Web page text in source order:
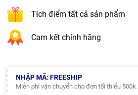
Tích điểm tất cả sản phẩm
Cam kết chính hãng
NHẬP MÃ: FREESHIP
Miễn phí vận chuyển cho đơn tối thiểu 500k.